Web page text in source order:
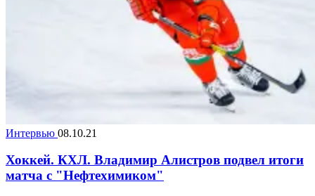
Интервью 08.10.21
Хоккей. КХЛ. Владимир Алистров подвел итоги
матча с "Нефтехимиком"